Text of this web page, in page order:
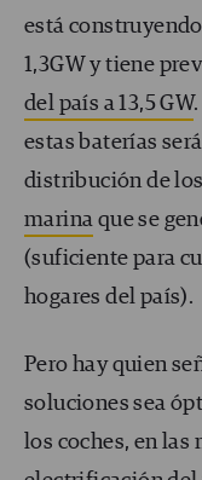
está
1,3GW y tiene
del país a 13,5 GW
estas baterías
distribución de los
marina que se
(suficiente para
hogares del país).
Pero hay quien
soluciones sea
los coches, en